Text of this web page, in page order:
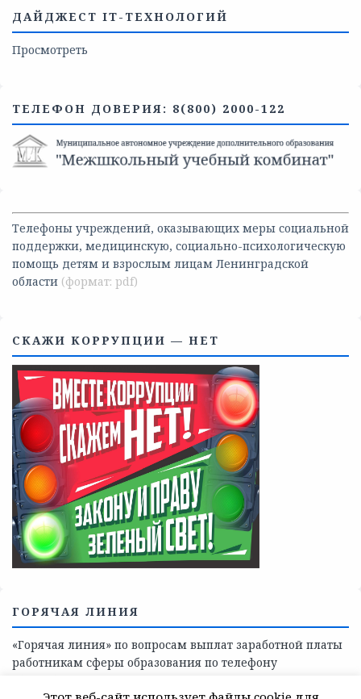
ДАЙДЖЕСТ IT-ТЕХНОЛОГИЙ
Просмотреть
ТЕЛЕФОН ДОВЕРИЯ: 8(800) 2000-122
Телефоны учреждений, оказывающих меры социальной
поддержки, медицинскую, социально-психологическую
помощь детям и взрослым лицам Ленинградской
области
СКАЖИ КОРРУПЦИИ — НЕТ